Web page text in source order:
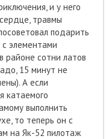
и у него
травмы
подарить
элементами
районе сотни латов
15 минут не
А если
катаемого
выполнить
то теперь он с
на Як-52 пилотаж